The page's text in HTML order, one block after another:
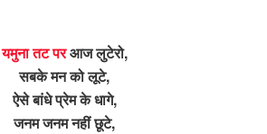
यमुना तट परआज लुटेरो,
सबके मन को लूटे,
ऐसे बांधे प्रेम के धागे,
जनम जनम नहीं छूटे,